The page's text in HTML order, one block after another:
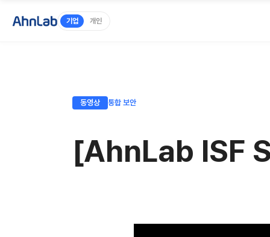
기업 개인
동영상 통합 보안
[AhnLab ISF